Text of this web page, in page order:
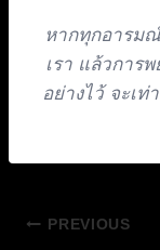
หากทุกอารม
เรา แล้วการ
อย่างไว้ จะเ
แนะแนว
PREVIOUS